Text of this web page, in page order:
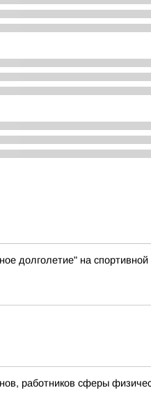
долголетие" на
работников сферы